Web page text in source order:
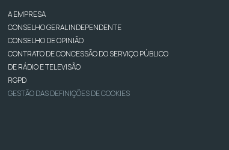
A EMPRESA
CONSELHO GERAL INDEPENDENTE
CONSELHO DE OPINIÃO
CONTRATO DE CONCESSÃO DO SERVIÇO PÚBLICO
DE RÁDIO E TELEVISÃO
RGPD
GESTÃO DAS DEFINIÇÕES DE COOKIES